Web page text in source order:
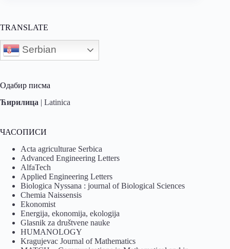
TRANSLATE
Serbian
Одабир писма
Ћирилица | Latinica
ЧАСОПИСИ
Acta agriculturae Serbica
Advanced Engineering Letters
AlfaTech
Applied Engineering Letters
Biologica Nyssana : journal of Biological Sciences
Chemia Naissensis
Ekonomist
Energija, ekonomija, ekologija
Glasnik za društvene nauke
HUMANOLOGY
Kragujevac Journal of Mathematics